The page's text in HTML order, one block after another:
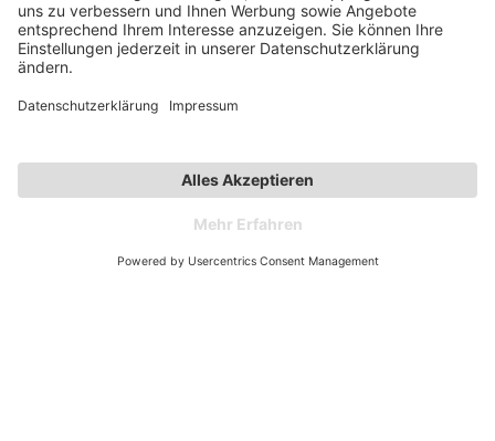
Kategorien
Affiliate-Partner­programm